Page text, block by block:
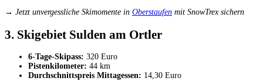
→ Jetzt unvergessliche Skimomente in Oberstaufen mit SnowTrex sichern
3. Skigebiet Sulden am Ortler
6-Tage-Skipass: 320 Euro
Pistenkilometer: 44 km
Durchschnittspreis Mittagessen: 14,30 Euro